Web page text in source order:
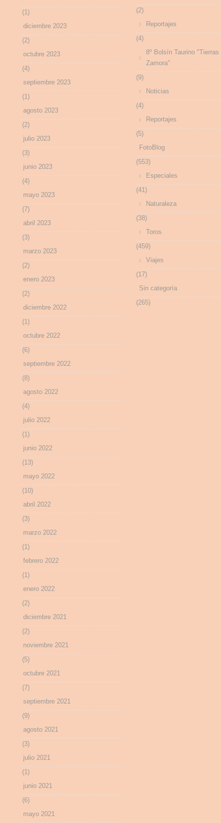
(1)
diciembre 2023
(2)
octubre 2023
(4)
septiembre 2023
(1)
agosto 2023
(2)
julio 2023
(3)
junio 2023
(4)
mayo 2023
(7)
abril 2023
(3)
marzo 2023
(2)
enero 2023
(2)
diciembre 2022
(1)
octubre 2022
(6)
septiembre 2022
(8)
agosto 2022
(4)
julio 2022
(1)
junio 2022
(13)
mayo 2022
(10)
abril 2022
(3)
marzo 2022
(1)
febrero 2022
(1)
enero 2022
(2)
diciembre 2021
(2)
noviembre 2021
(5)
octubre 2021
(7)
septiembre 2021
(9)
agosto 2021
(3)
julio 2021
(1)
junio 2021
(6)
mayo 2021
(2)
Reportajes
(4)
8º Bolsín Taurino "Tierras
Zamora"
(9)
Noticias
(4)
Reportajes
(5)
FotoBlog
(553)
Especiales
(41)
Naturaleza
(38)
Toros
(459)
Viajes
(17)
Sin categoría
(265)